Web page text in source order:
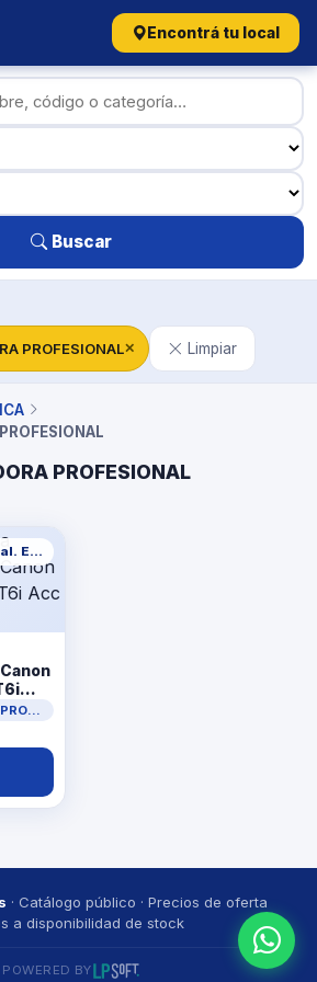
Encontrá tu local
Buscar
PROFESIONAL✕ Limpiar
PROFESIONAL
CAMARA FILMADORA PROFESIONAL
· Catálogo público · Precios de oferta
a disponibilidad de stock
POWERED BY